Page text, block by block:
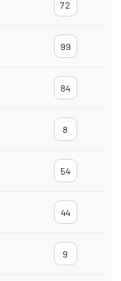
72
99
84
8
54
44
9